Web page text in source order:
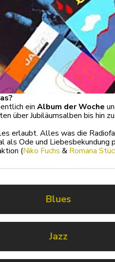
ein Album der Woche
über Jubiläumsalben bis hin
erlaubt. Alles was die
als Ode und Liebesbekundung
(Niko Fuchs & Romana
Blues
Jazz